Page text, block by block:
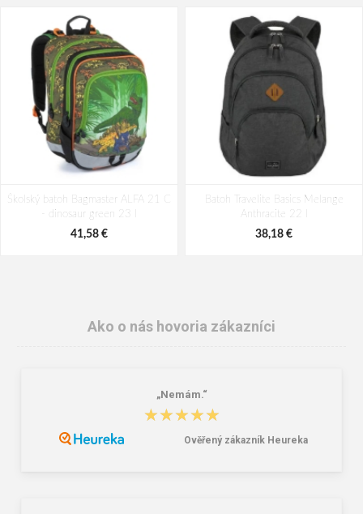
Školský batoh Bagmaster ALFA 21 C
- dinosaur green 23 l
41,58 €
Batoh Travelite Basics Melange
Anthracite 22 l
38,18 €
Ako o nás hovoria zákazníci
„Nemám.“
★★★★★
★★★★★
Ověřený zákazník Heureka